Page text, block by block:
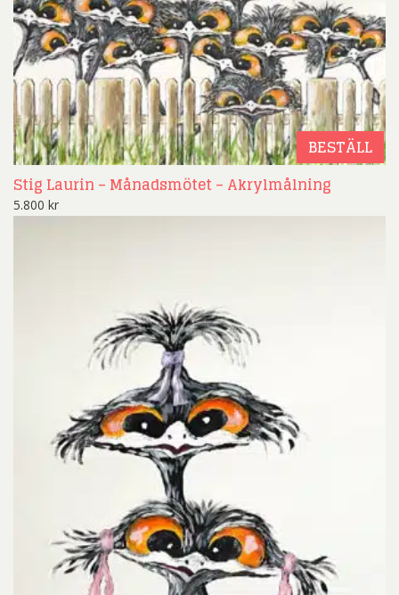
BESTÄLL
Stig Laurin – Månadsmötet – Akrylmålning
5.800 kr